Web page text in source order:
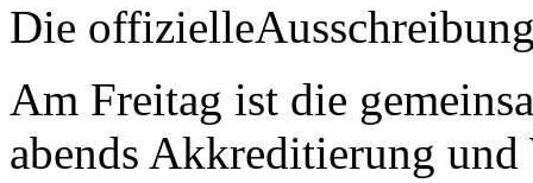
Die
Am Freitag ist die
abends Akkreditierung und